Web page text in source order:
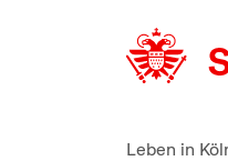
Leben in